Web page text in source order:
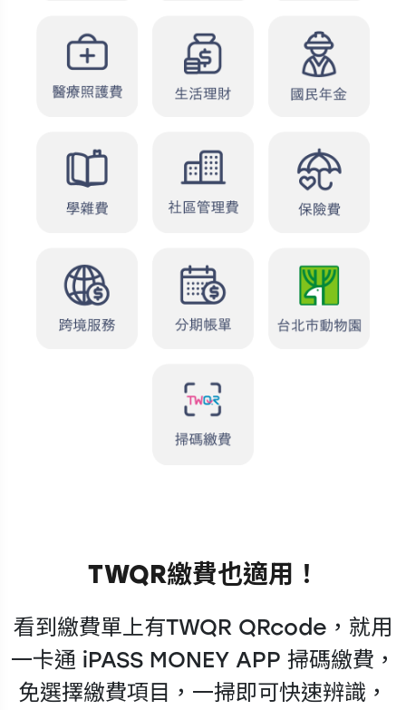
TWQR繳費也適用！
看到繳費單上有TWQR QRcode，就用
一卡通 iPASS MONEY APP 掃碼繳費，
免選擇繳費項目，一掃即可快速辨識，